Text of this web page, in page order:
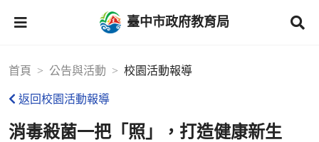
臺中市政府教育局
首頁 公告與活動 校園活動報導
返回校園活動報導
消毒殺菌一把「照」，打造健康新生